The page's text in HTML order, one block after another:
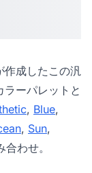
作成したこの汎
ーパレットと
, Blue,
, Sun,
わせ。